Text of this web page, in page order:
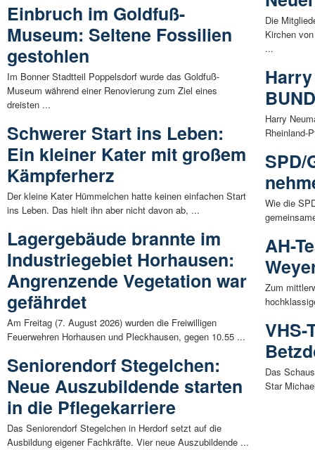
Einbruch im Goldfuß-
Museum: Seltene Fossilien
gestohlen
Im Bonner Stadtteil Poppelsdorf wurde das Goldfuß-
Museum während einer Renovierung zum Ziel eines
dreisten ...
Schwerer Start ins Leben:
Ein kleiner Kater mit großem
Kämpferherz
Der kleine Kater Hümmelchen hatte keinen einfachen Start
ins Leben. Das hielt ihn aber nicht davon ab, ...
Lagergebäude brannte im
Industriegebiet Horhausen:
Angrenzende Vegetation war
gefährdet
Am Freitag (7. August 2026) wurden die Freiwilligen
Feuerwehren Horhausen und Pleckhausen, gegen 10.55 ...
Seniorendorf Stegelchen:
Neue Auszubildende starten
in die Pflegekarriere
Das Seniorendorf Stegelchen in Herdorf setzt auf die
Ausbildung eigener Fachkräfte. Vier neue Auszubildende ...
Die
Kirchen
...
Harry
Rheinland-
SPD/
Wie die
AH-
Zum
VHS-
Das
Star